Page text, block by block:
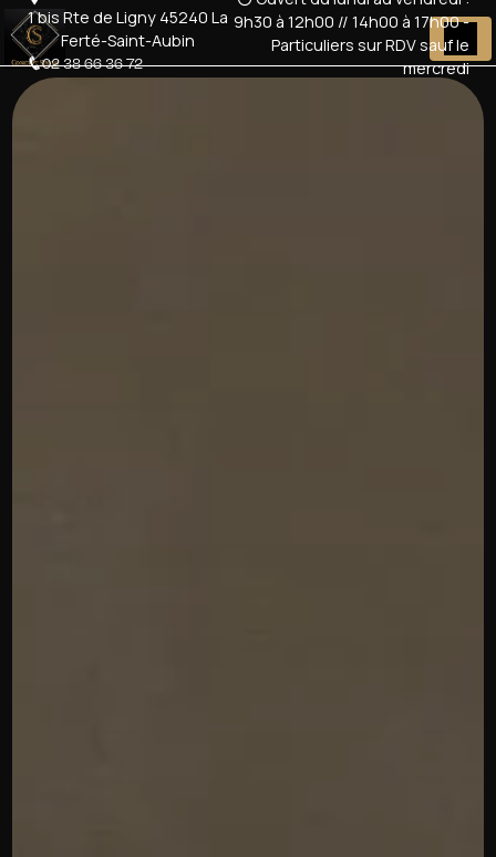
1 bis Rte de Ligny 45240 La
Ferté-Saint-Aubin
02 38 66 36 72
9h30 à 12h00 // 14h00 à 17h00 -
Particuliers sur RDV sauf le
mercredi
Panneau de gestion des cookies